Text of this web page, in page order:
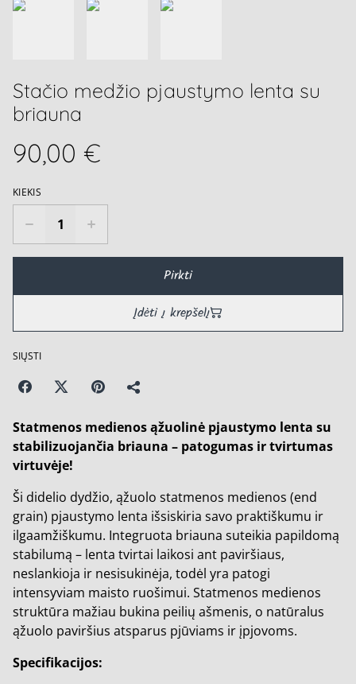
Stačio medžio pjaustymo lenta su
briauna
90,00 €
KIEKIS
Pirkti
Įdėti į krepšelį
SIŲSTI
Statmenos medienos ąžuolinė pjaustymo lenta su
stabilizuojančia briauna – patogumas ir tvirtumas
virtuvėje!
Ši didelio dydžio, ąžuolo statmenos medienos (end
grain) pjaustymo lenta išsiskiria savo praktiškumu ir
ilgaamžiškumu. Integruota briauna suteikia papildomą
stabilumą – lenta tvirtai laikosi ant paviršiaus,
neslankioja ir nesisukinėja, todėl yra patogi
intensyviam maisto ruošimui. Statmenos medienos
struktūra mažiau bukina peilių ašmenis, o natūralus
ąžuolo paviršius atsparus pjūviams ir įpjovoms.
Specifikacijos: